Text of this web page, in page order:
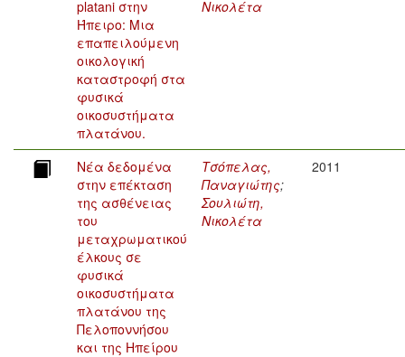
platani στην
Ήπειρο: Μια
επαπειλούμενη
οικολογική
καταστροφή στα
φυσικά
οικοσυστήματα
πλατάνου.
Νικολέτα
Νέα δεδομένα
στην επέκταση
της ασθένειας
του
μεταχρωματικού
έλκους σε
φυσικά
οικοσυστήματα
πλατάνου της
Πελοποννήσου
και της Ηπείρου
Τσόπελας,
Παναγιώτης;
Σουλιώτη,
Νικολέτα
2011